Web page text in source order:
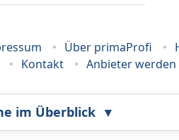
Über primaProfi
Kontakt Anbieter werden
im Überblick ▾